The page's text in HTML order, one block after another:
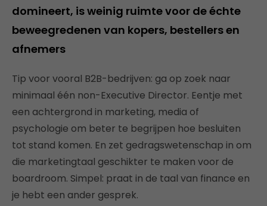
domineert, is weinig ruimte voor de échte
beweegredenen van kopers, bestellers en
afnemers
Tip voor vooral B2B-bedrijven: ga op zoek naar
minimaal één non-Executive Director. Eentje met
een achtergrond in marketing, media of
psychologie om beter te begrijpen hoe besluiten
tot stand komen. En zet gedragswetenschap in om
die marketingtaal geschikter te maken voor de
boardroom. Simpel: praat in de taal van finance en
je hebt een ander gesprek.